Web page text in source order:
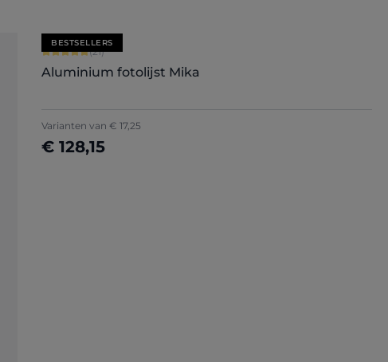
BESTSELLERS
Gemiddelde waardering van 5 van 5 sterren
(21)
Aluminium fotolijst Mika
Varianten van € 17,25
€ 128,15